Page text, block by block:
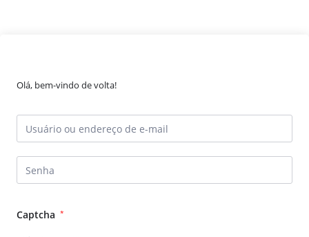
Olá, bem-vindo de volta!
Captcha *